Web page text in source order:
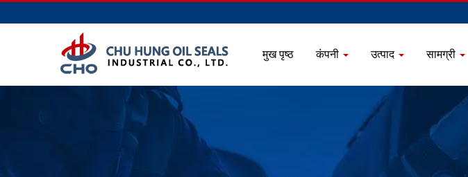
मुख पृष्ठ कंपनी उत्पाद सामग्री